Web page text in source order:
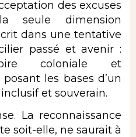
des excuses
seule dimension
dans une tentative
passé et avenir :
coloniale et
les bases d’un
et souverain.
La reconnaissance
soit-elle, ne saurait à